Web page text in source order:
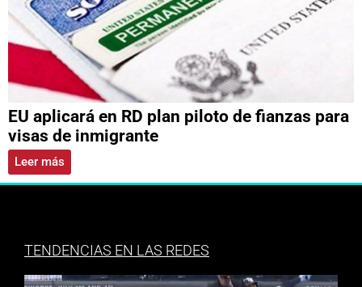
EU aplicará en RD plan piloto de fianzas para
visas de inmigrante
Leer más
TENDENCIAS EN LAS REDES